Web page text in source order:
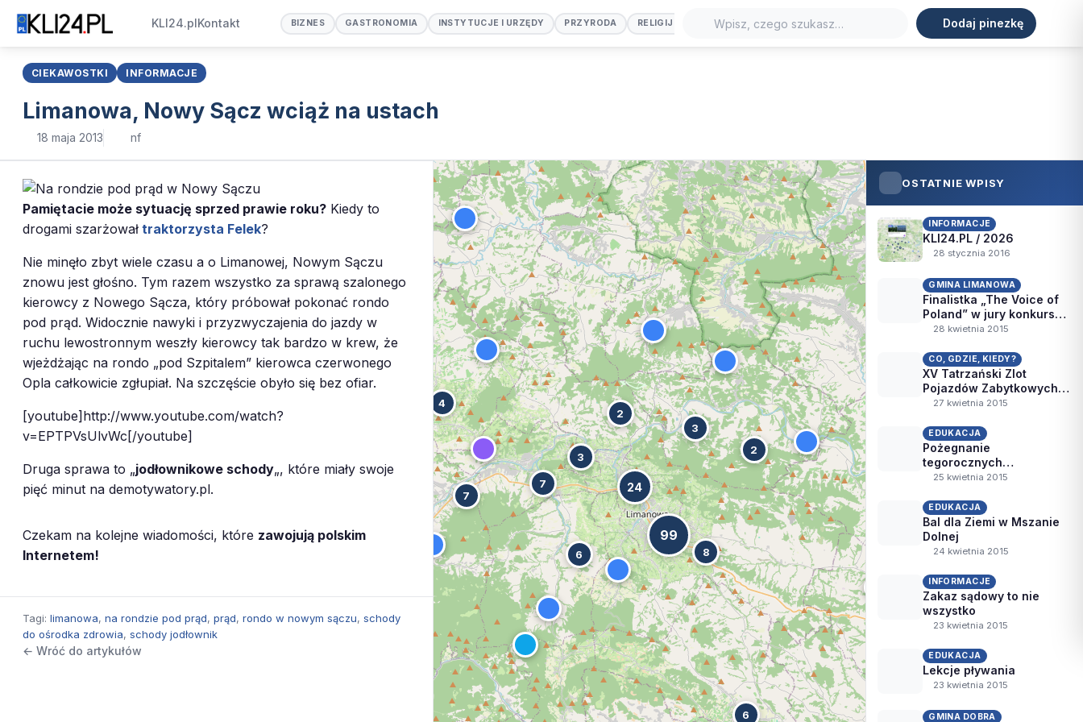
KLI24.plKontakt BIZNES GASTRONOMIA INSTYTUCJE I URZĘDY PRZYRODA RELIGIJNE SPORT TURYSTYKA ZABYTKI
Szukaj
Dodaj pinezkę
CIEKAWOSTKI INFORMACJE
Limanowa, Nowy Sącz wciąż na ustach
18 maja 2013 nf
Pamiętacie może sytuację sprzed prawie roku? Kiedy to
drogami szarżował traktorzysta Felek?
Nie minęło zbyt wiele czasu a o Limanowej, Nowym Sączu
znowu jest głośno. Tym razem wszystko za sprawą szalonego
kierowcy z Nowego Sącza, który próbował pokonać rondo
pod prąd. Widocznie nawyki i przyzwyczajenia do jazdy w
ruchu lewostronnym weszły kierowcy tak bardzo w krew, że
wjeżdżając na rondo „pod Szpitalem” kierowca czerwonego
Opla całkowicie zgłupiał. Na szczęście obyło się bez ofiar.
[youtube]http://www.youtube.com/watch?
v=EPTPVsUlvWc[/youtube]
Druga sprawa to „jodłownikowe schody„, które miały swoje
pięć minut na demotywatory.pl.
Czekam na kolejne wiadomości, które zawojują polskim
Internetem!
Tagi: limanowa, na rondzie pod prąd, prąd, rondo w nowym sączu, schody
do ośrodka zdrowia, schody jodłownik
← Wróć do artykułów
6
7
7
2
3
4
2
6 8
3
24
99
OSTATNIE WPISY
INFORMACJE
KLI24.PL / 2026
28 stycznia 2016
GMINA LIMANOWA
Finalistka „The Voice of
Poland” w jury konkursu
„MaGa”
28 kwietnia 2015
CO, GDZIE, KIEDY?
XV Tatrzański Zlot
Pojazdów Zabytkowych w
Mszanie Dolnej
27 kwietnia 2015
EDUKACJA
Pożegnanie
tegorocznych
maturzystów
25 kwietnia 2015
EDUKACJA
Bal dla Ziemi w Mszanie
Dolnej
24 kwietnia 2015
INFORMACJE
Zakaz sądowy to nie
wszystko
23 kwietnia 2015
EDUKACJA
Lekcje pływania
23 kwietnia 2015
GMINA DOBRA